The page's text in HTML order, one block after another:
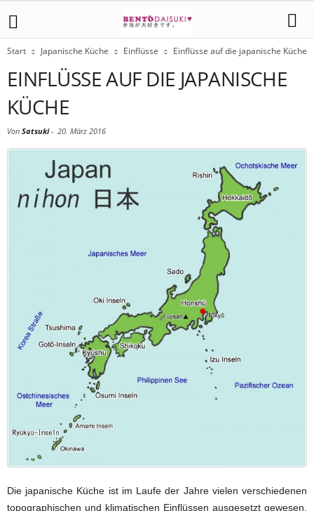
Start Japanische Küche Einflüsse Einflüsse auf die japanische Küche
EINFLÜSSE AUF DIE JAPANISCHE
KÜCHE
Von Satsuki- 20. März 2016
Die japanische Küche ist im Laufe der Jahre vielen verschiedenen
topographischen und klimatischen Einflüssen ausgesetzt gewesen.